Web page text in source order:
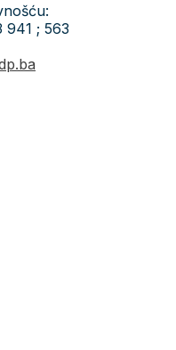
941 ; 563